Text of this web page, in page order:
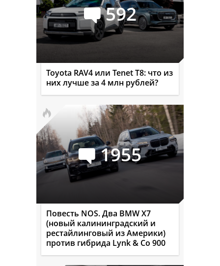
592
Toyota RAV4 или Tenet T8: что из
них лучше за 4 млн рублей?
1955
Повесть NOS. Два BMW X7
(новый калининградский и
рестайлинговый из Америки)
против гибрида Lynk & Co 900